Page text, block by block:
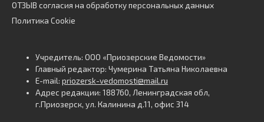
ОТЗЫВ согласия на обработку персональных данных
Политика Cookie
Учредитель: ООО «Приозерские Ведомости»
Главный редактор: Чумерина Татьяна Николаевна
E-mail: priozersk-vedomosti@mail.ru
Адрес редакции: 188760, Ленинградская обл,
г.Приозерск, ул. Калинина д.11, офис 314